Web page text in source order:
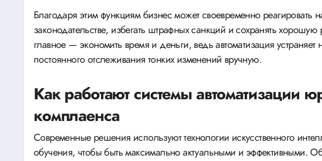
Благодаря этим функциям бизнес может своевременно реагировать
законодательстве, избегать штрафных санкций и сохранять
главное — экономить время и деньги, ведь автоматизация устраняет
постоянного отслеживания тонких изменений вручную.
Как работают системы автоматизации
комплаенса
Современные решения используют технологии искусственного
обучения, чтобы быть максимально актуальными и эффективными.